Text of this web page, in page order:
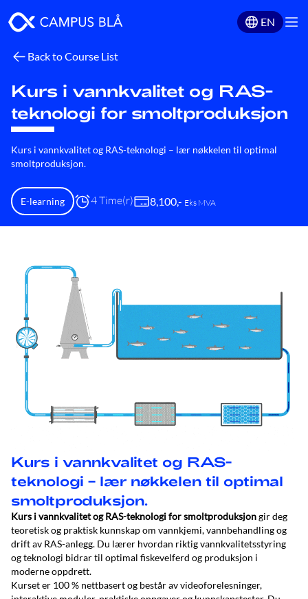
EN
Back to Course List
Kurs i vannkvalitet og RAS-
teknologi for smoltproduksjon
Kurs i vannkvalitet og RAS-teknologi – lær nøkkelen til optimal
smoltproduksjon.
E-learning 4 Time(r) 8,100,- Eks MVA
Kurs i vannkvalitet og RAS-
teknologi – lær nøkkelen til optimal
smoltproduksjon.
Kurs i vannkvalitet og RAS-teknologi for smoltproduksjongir deg
teoretisk og praktisk kunnskap om vannkjemi, vannbehandling og
drift av RAS-anlegg. Du lærer hvordan riktig vannkvalitetsstyring
og teknologi bidrar til optimal fiskevelferd og produksjon i
moderne oppdrett.
Kurset er 100 % nettbasert og består av videoforelesninger,